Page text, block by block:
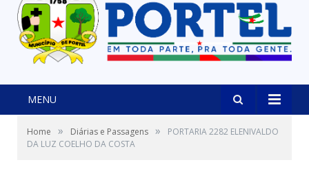
MENU
Home » Diárias e Passagens »
PORTARIA 2282 ELENIVALDO
DA LUZ COELHO DA COSTA